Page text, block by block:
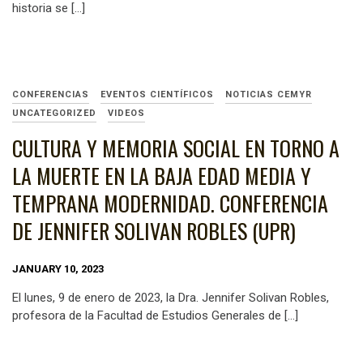
historia se […]
CONFERENCIAS EVENTOS CIENTÍFICOS
NOTICIAS CEMYR
UNCATEGORIZED
VIDEOS
CULTURA Y MEMORIA SOCIAL EN TORNO A
LA MUERTE EN LA BAJA EDAD MEDIA Y
TEMPRANA MODERNIDAD. CONFERENCIA
DE JENNIFER SOLIVAN ROBLES (UPR)
JANUARY 10, 2023
El lunes, 9 de enero de 2023, la Dra. Jennifer Solivan Robles,
profesora de la Facultad de Estudios Generales de […]